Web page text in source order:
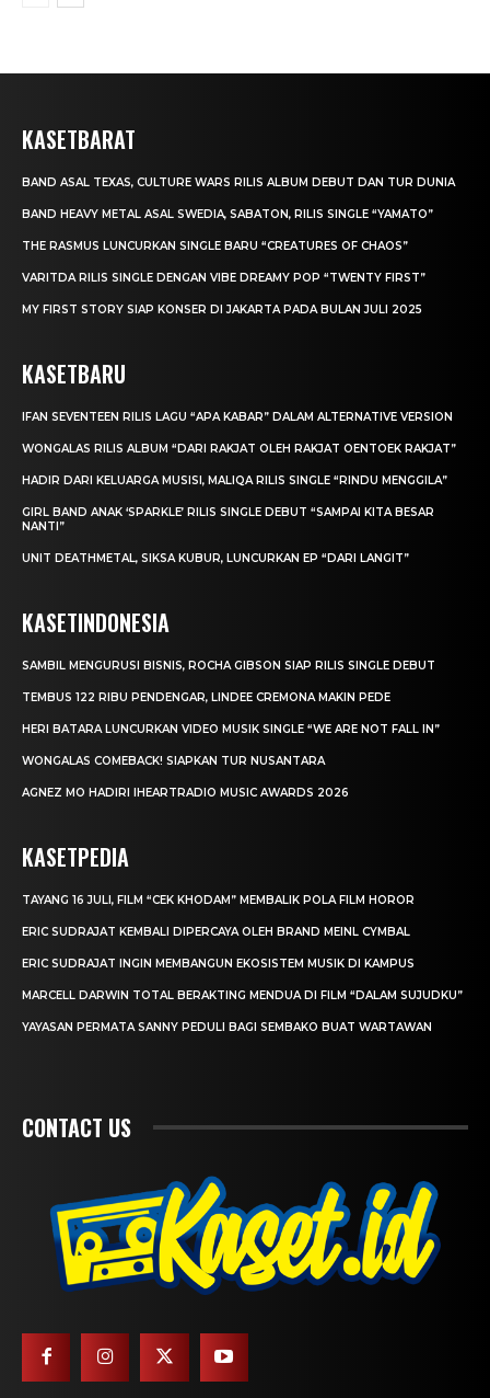
KASETBARAT
BAND ASAL TEXAS, CULTURE WARS RILIS ALBUM DEBUT DAN TUR DUNIA
BAND HEAVY METAL ASAL SWEDIA, SABATON, RILIS SINGLE “YAMATO”
THE RASMUS LUNCURKAN SINGLE BARU “CREATURES OF CHAOS”
VARITDA RILIS SINGLE DENGAN VIBE DREAMY POP “TWENTY FIRST”
MY FIRST STORY SIAP KONSER DI JAKARTA PADA BULAN JULI 2025
KASETBARU
IFAN SEVENTEEN RILIS LAGU “APA KABAR” DALAM ALTERNATIVE VERSION
WONGALAS RILIS ALBUM “DARI RAKJAT OLEH RAKJAT OENTOEK RAKJAT”
HADIR DARI KELUARGA MUSISI, MALIQA RILIS SINGLE “RINDU MENGGILA”
GIRL BAND ANAK ‘SPARKLE’ RILIS SINGLE DEBUT “SAMPAI KITA BESAR
NANTI”
UNIT DEATHMETAL, SIKSA KUBUR, LUNCURKAN EP “DARI LANGIT”
KASETINDONESIA
SAMBIL MENGURUSI BISNIS, ROCHA GIBSON SIAP RILIS SINGLE DEBUT
TEMBUS 122 RIBU PENDENGAR, LINDEE CREMONA MAKIN PEDE
HERI BATARA LUNCURKAN VIDEO MUSIK SINGLE “WE ARE NOT FALL IN”
WONGALAS COMEBACK! SIAPKAN TUR NUSANTARA
AGNEZ MO HADIRI IHEARTRADIO MUSIC AWARDS 2026
KASETPEDIA
TAYANG 16 JULI, FILM “CEK KHODAM” MEMBALIK POLA FILM HOROR
ERIC SUDRAJAT KEMBALI DIPERCAYA OLEH BRAND MEINL CYMBAL
ERIC SUDRAJAT INGIN MEMBANGUN EKOSISTEM MUSIK DI KAMPUS
MARCELL DARWIN TOTAL BERAKTING MENDUA DI FILM “DALAM SUJUDKU”
YAYASAN PERMATA SANNY PEDULI BAGI SEMBAKO BUAT WARTAWAN
CONTACT US